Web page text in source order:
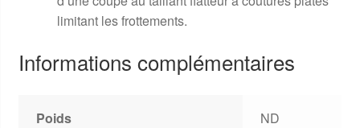
limitant les frottements.
Informations complémentaires
Poids ND